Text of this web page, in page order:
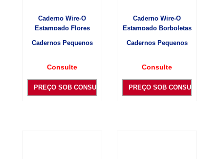
Caderno Wire-O
Estampado Flores
Cadernos Pequenos
Consulte
PREÇO SOB CONSULTA
Caderno Wire-O
Estampado Borboletas
Cadernos Pequenos
Consulte
PREÇO SOB CONSULTA